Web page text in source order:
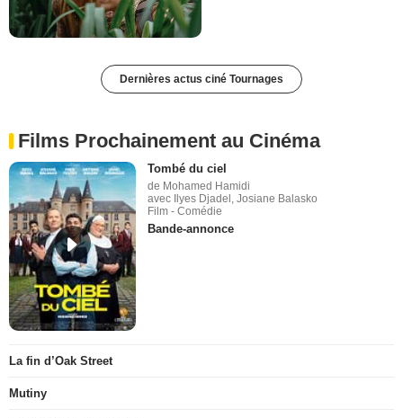
Dernières actus ciné Tournages
Films Prochainement au Cinéma
Tombé du ciel
de Mohamed Hamidi
avec Ilyes Djadel, Josiane Balasko
Film - Comédie
Bande-annonce
La fin d’Oak Street
Mutiny